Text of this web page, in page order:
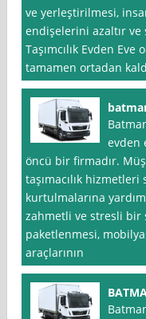
ve yerleştirilmesi,
endişelerini azaltır
Taşımcılık Evden
tamamen ortadan
evden
öncü bir firmadır.
taşımacılık
kurtulmalarına
zahmetli ve stresli bir
paketlenmesi,
araçlarının